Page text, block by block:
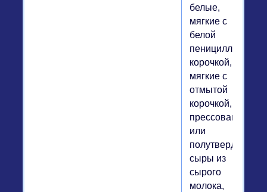
белые,
мягкие с
белой
пенициллиновой
корочкой,
мягкие с
отмытой
корочкой,
прессованные
или
полутвердые
сыры из
сырого
молока,